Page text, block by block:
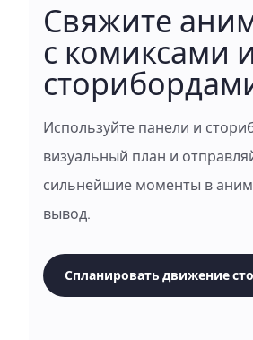
Свяжите
с комиксами и
Используйте панели и
визуальный план и
сильнейшие моменты в
вывод.
Спланировать движение